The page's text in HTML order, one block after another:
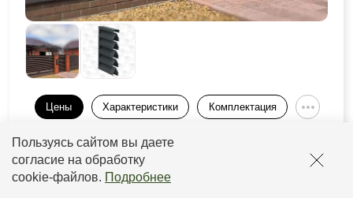
Пользуясь сайтом вы даете
согласие на обработку
cookie-файлов. Подробнее
Цены Характеристики Комплектация
Слой
Толщина
рамы